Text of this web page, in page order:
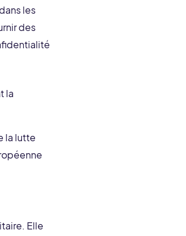
les
des
la
la lutte
Elle